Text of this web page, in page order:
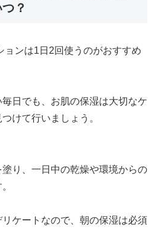
？
ョンは1日2回使うのがおすすめ
日でも、お肌の保湿は大切なケ
けて行いましょう。
り、一日中の乾燥や環境からの
ケートなので、朝の保湿は必須